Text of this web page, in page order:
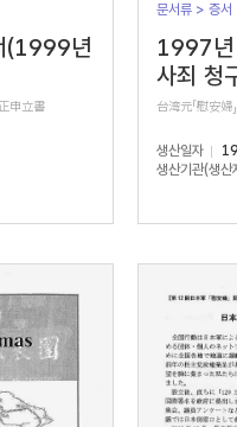
(1999년
申立書
문서류 > 증서
1997년
사죄 청
台湾元「慰安
생산일자
생산기관(생산